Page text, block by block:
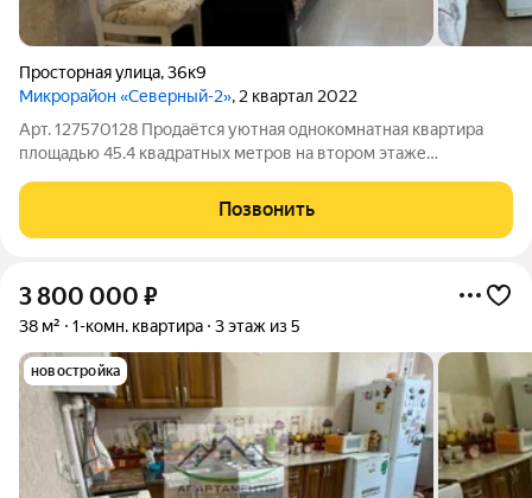
Просторная улица,36к9
Микрорайон «Северный-2», 2 квартал 2022
Арт. 127570128 Продаётся уютная однокомнатная квартира
площадью 45.4 квадратных метров на втором этаже
город Ессентуки, микрорайон Северный, улица Просторная,
дом 36 к9. Дом построен в 2023
Позвонить
3 800 000 ₽
38 м² 1-комн. квартира 3 этаж из 5
новостройка